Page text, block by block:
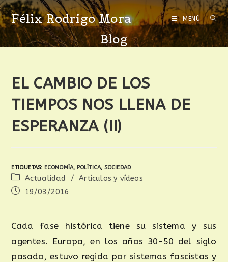
Félix Rodrigo Mora MENÚ
Blog
EL CAMBIO DE LOS
TIEMPOS NOS LLENA DE
ESPERANZA (II)
ETIQUETAS: ECONOMÍA, POLÍTICA, SOCIEDAD
Actualidad /
Artículos y vídeos
19/03/2016
Cada fase histórica tiene su sistema y sus
agentes. Europa, en los años 30-50 del siglo
pasado, estuvo regida por sistemas fascistas y